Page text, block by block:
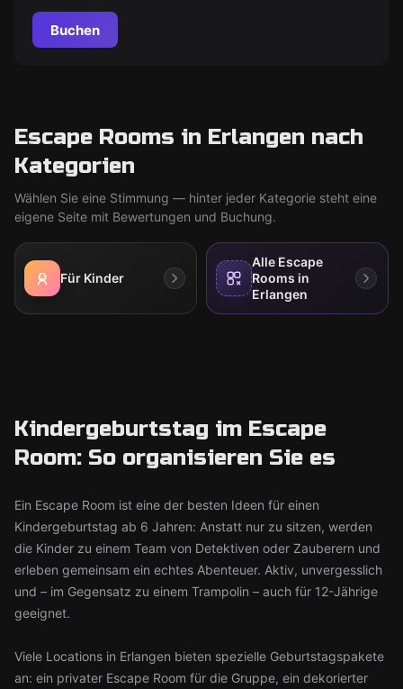
Buchen
Escape Rooms in Erlangen nach
Kategorien
Wählen Sie eine Stimmung — hinter jeder Kategorie steht eine
eigene Seite mit Bewertungen und Buchung.
Für Kinder
Alle Escape
Rooms in
Erlangen
Kindergeburtstag im Escape
Room: So organisieren Sie es
Ein Escape Room ist eine der besten Ideen für einen
Kindergeburtstag ab 6 Jahren: Anstatt nur zu sitzen, werden
die Kinder zu einem Team von Detektiven oder Zauberern und
erleben gemeinsam ein echtes Abenteuer. Aktiv, unvergesslich
und – im Gegensatz zu einem Trampolin – auch für 12-Jährige
geeignet.
Viele Locations in Erlangen bieten spezielle Geburtstagspakete
an: ein privater Escape Room für die Gruppe, ein dekorierter